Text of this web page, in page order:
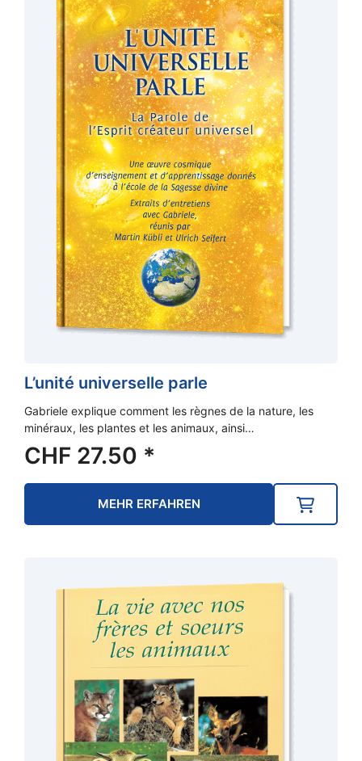
L’unité universelle parle
Gabriele explique comment les règnes de la nature, les
minéraux, les plantes et les animaux, ainsi…
CHF 27.50 *
MEHR ERFAHREN